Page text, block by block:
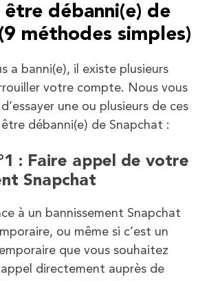
débanni(e) de
méthodes simples)
a banni(e), il existe plusieurs
votre compte. Nous vous
une ou plusieurs de ces
débanni(e) de Snapchat :
: Faire appel de votre
Snapchat
à un bannissement Snapchat
ou même si c’est un
que vous souhaitez
directement auprès de